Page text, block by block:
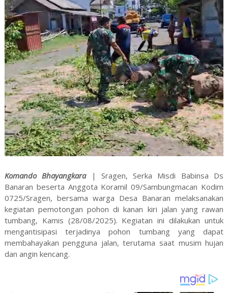
Komando Bhayangkara| Sragen, Serka Misdi Babinsa Ds
Banaran beserta Anggota Koramil 09/Sambungmacan Kodim
0725/Sragen, bersama warga Desa Banaran melaksanakan
kegiatan pemotongan pohon di kanan kiri jalan yang rawan
tumbang, Kamis (28/08/2025). Kegiatan ini dilakukan untuk
mengantisipasi terjadinya pohon tumbang yang dapat
membahayakan pengguna jalan, terutama saat musim hujan
dan angin kencang.